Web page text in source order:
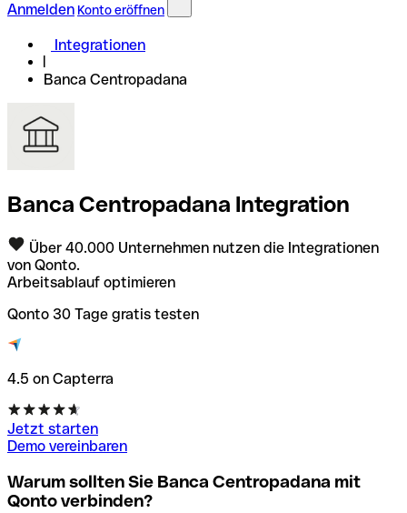
Anmelden Konto eröffnen
Integrationen
Banca Centropadana
Banca Centropadana Integration
Über 40.000 Unternehmen nutzen die Integrationen
von Qonto.
Arbeitsablauf optimieren
Qonto 30 Tage gratis testen
4.5 on Capterra
Jetzt starten
Demo vereinbaren
Warum sollten Sie Banca Centropadana mit
Qonto verbinden?